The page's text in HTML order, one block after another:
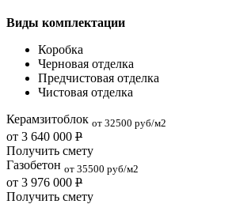
Виды комплектации
Коробка
Черновая отделка
Предчистовая отделка
Чистовая отделка
Керамзитоблок от 32500 руб/м2
от 3 640 000 Р
Получить смету
Газобетон от 35500 руб/м2
от 3 976 000 Р
Получить смету